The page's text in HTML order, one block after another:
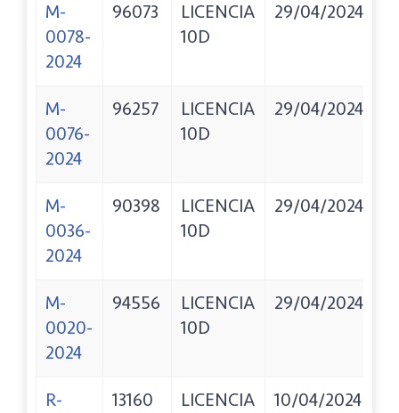
M-
0078-
2024
96073
LICENCIA
10D
29/04/2024
M-
0076-
2024
96257
LICENCIA
10D
29/04/2024
M-
0036-
2024
90398
LICENCIA
10D
29/04/2024
M-
0020-
2024
94556
LICENCIA
10D
29/04/2024
R-
13160
LICENCIA
10/04/2024